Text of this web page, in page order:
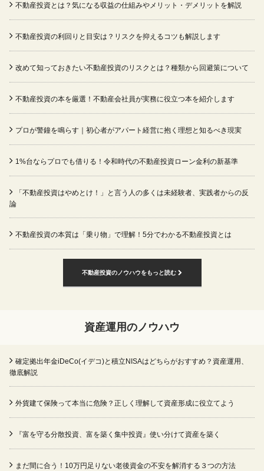
不動産投資とは？気になる収益の仕組みやメリット・デメリットを解説
不動産投資の利回りと目安は？リスクを抑えるコツも解説します
改めて知っておきたい不動産投資のリスクとは？種類から回避策について
不動産投資の本を厳選！不動産会社員が実務に役立つ本を紹介します
プロが警鐘を鳴らす｜初心者がアパート経営に抱く理想と知るべき現実
1%台ならプロでも借りる！令和時代の不動産投資ローン金利の新基準
「不動産投資はやめとけ！」と言う人の多くは未経験者、実践者からの反
論
不動産投資の本質は「乗り物」で理解！5分でわかる不動産投資とは
不動産投資のノウハウをもっと読む
資産運用のノウハウ
確定拠出年金iDeCo(イデコ)と積立NISAはどちらがおすすめ？資産運用、
徹底解説
外貨建て保険って本当に危険？正しく理解して資産形成に役立てよう
『富を守る分散投資、富を築く集中投資』使い分けて資産を築く
まだ間に合う！10万円足りない老後資金の不安を解消する３つの方法